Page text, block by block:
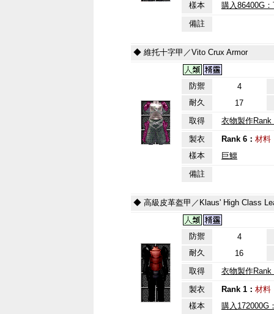
樣本
購入86400G
備註
◆ 維托十字甲／Vito Crux Armor
防禦
4
耐久
17
取得
衣物製作Rank
製衣
Rank 6： 材料
樣本
巨鱷
備註
◆ 高級皮革盔甲／Klaus' High Class
防禦
4
耐久
16
取得
衣物製作Rank
製衣
Rank 1： 材料
樣本
購入172000G